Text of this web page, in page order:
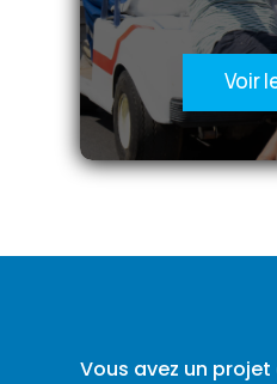
Voir
Vous avez un